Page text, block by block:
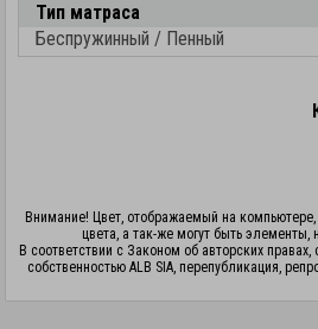
Тип матраса
Беспружинный / Пенный
Внимание! Цвет, отображаемый на
цвета, а так-же могут быть
В соответствии с Законом об авторских
собственностью ALB SIA, перепубликация,